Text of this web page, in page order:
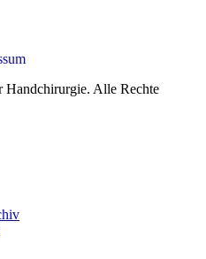
Handchirurgie. Alle Rechte